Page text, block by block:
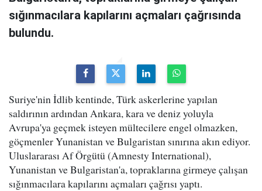
sığınmacılara kapılarını açmaları çağrısında
bulundu.
Suriye'nin İdlib kentinde, Türk askerlerine yapılan
saldırının ardından Ankara, kara ve deniz yoluyla
Avrupa'ya geçmek isteyen mültecilere engel olmazken,
göçmenler Yunanistan ve Bulgaristan sınırına akın ediyor.
Uluslararası Af Örgütü (Amnesty International),
Yunanistan ve Bulgaristan'a, topraklarına girmeye çalışan
sığınmacılara kapılarını açmaları çağrısı yaptı.